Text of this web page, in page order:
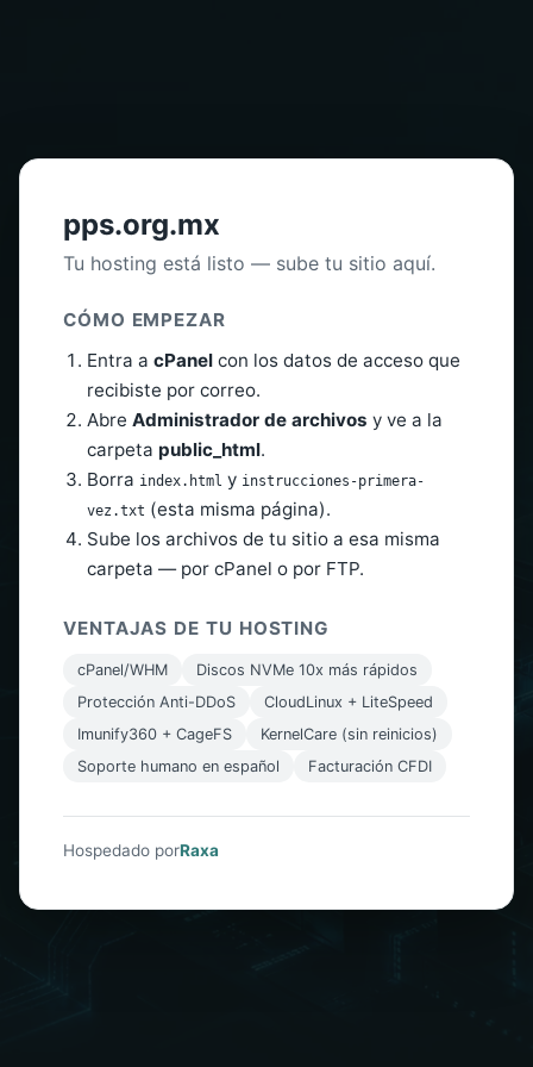
pps.org.mx
Tu hosting está listo — sube tu sitio aquí.
CÓMO EMPEZAR
Entra a cPanel con los datos de acceso que
recibiste por correo.
Abre Administrador de archivos y ve a la
carpeta public_html.
Borra index.html y instrucciones-primera-
vez.txt (esta misma página).
Sube los archivos de tu sitio a esa misma
carpeta — por cPanel o por FTP.
VENTAJAS DE TU HOSTING
cPanel/WHM
Discos NVMe 10x más rápidos
Protección Anti-DDoS
CloudLinux + LiteSpeed
Imunify360 + CageFS
KernelCare (sin reinicios)
Soporte humano en español
Facturación CFDI
Hospedado porRaxa